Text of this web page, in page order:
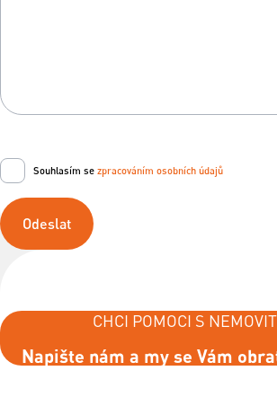
Souhlasím se zpracováním osobních údajů
Odeslat
CHCI POMOCI S
Napište nám a my se Vám